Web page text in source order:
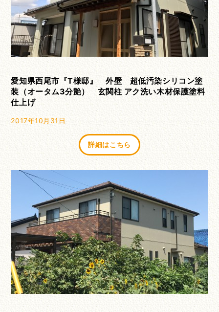
愛知県西尾市『T様邸』 外壁 超低汚染シリコン塗
装（オータム3分艶） 玄関柱 アク洗い木材保護塗料
仕上げ
2017年10月31日
詳細はこちら